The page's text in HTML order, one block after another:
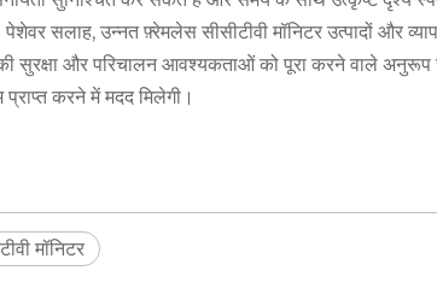
सलाह, उन्नत फ़्रेमलेस सीसीटीवी मॉनिटर उत्पादों और
सुरक्षा और परिचालन आवश्यकताओं को पूरा करने वाले
करने में मदद मिलेगी।
मॉनिटर